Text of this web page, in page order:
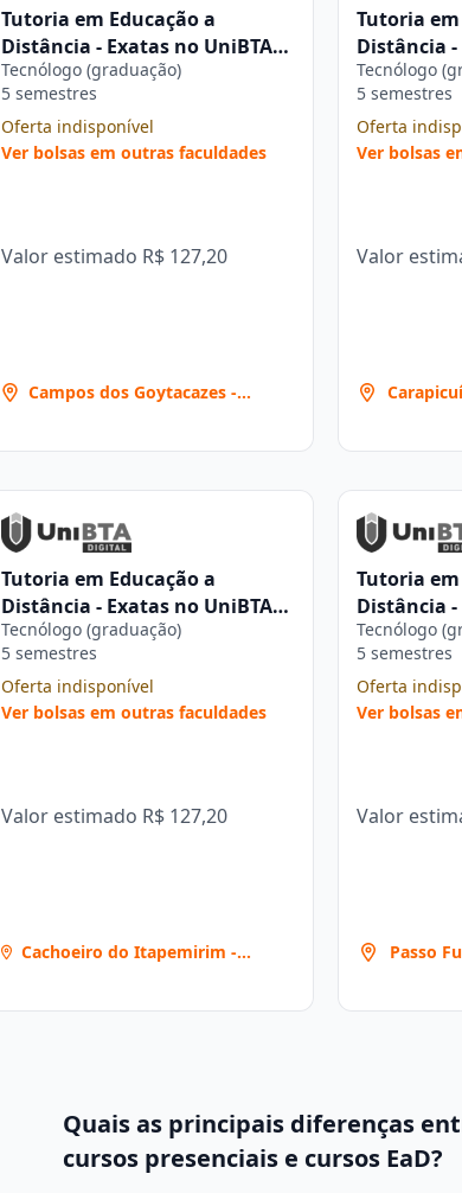
Tutoria em Educação a
Distância - Exatas no UniBTA
Digital
Tecnólogo (graduação)
5 semestres
Oferta indisponível
Ver bolsas em outras faculdades
Valor estimado R$ 127,20
Campos dos Goytacazes -
Tutoria em
Distância -
Digital
Tecnólogo
5 semestres
Oferta
Ver bolsas
Valor
Tutoria em Educação a
Distância - Exatas no UniBTA
Digital
Tecnólogo (graduação)
5 semestres
Oferta indisponível
Ver bolsas em outras faculdades
Valor estimado R$ 127,20
Cachoeiro do Itapemirim -
Tutoria em
Distância -
Digital
Tecnólogo
5 semestres
Oferta
Ver bolsas
Valor
Passo
Quais as principais diferenças
cursos presenciais e cursos EaD?